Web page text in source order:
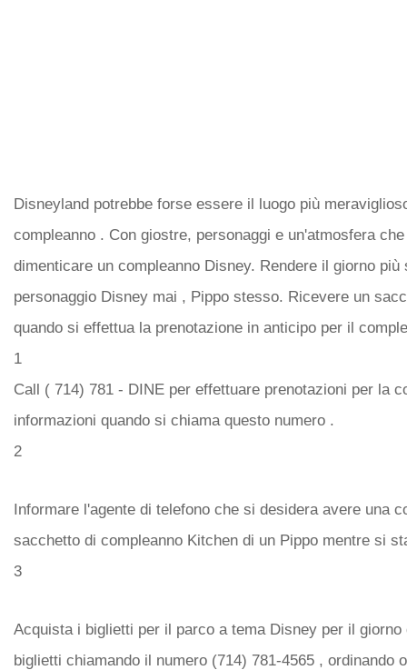
Disneyland potrebbe forse essere il luogo più
compleanno . Con giostre, personaggi e un'atmosfera
dimenticare un compleanno Disney. Rendere il giorno
personaggio Disney mai , Pippo stesso. Ricevere un
quando si effettua la prenotazione in anticipo per il
1
Call ( 714) 781 - DINE per effettuare prenotazioni per la
informazioni quando si chiama questo numero .
2
Informare l'agente di telefono che si desidera avere una
sacchetto di compleanno Kitchen di un Pippo mentre si
3
Acquista i biglietti per il parco a tema Disney per il
biglietti chiamando il numero (714) 781-4565 ,